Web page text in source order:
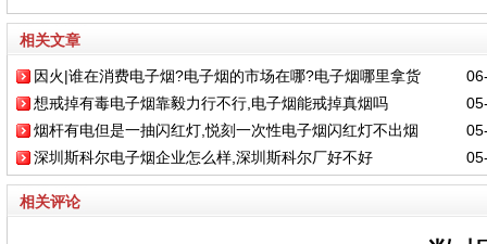
相关文章
因火|谁在消费电子烟?电子烟的市场在哪?电子烟哪里拿货
想戒掉有毒电子烟靠毅力行不行,电子烟能戒掉真烟吗
烟杆有电但是一抽闪红灯,悦刻一次性电子烟闪红灯不出烟
深圳斯科尔电子烟企业怎么样,深圳斯科尔厂好不好
相关评论